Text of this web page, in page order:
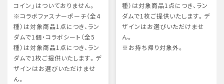
コイン」はついておりません。
※コラボファスナーポーチ（全4
種）は対象商品1点につき、ラン
ダムで1個・コラボシート（全5
種）は対象商品1点につき、ラン
ダムで1枚ご提供いたします。デ
ザインはお選びいただけませ
ん。
種）は対象商品1点につき、ラン
ダムで1枚ご提供いたします。デ
ザインはお選びいただけませ
ん。
※お持ち帰り対象外。